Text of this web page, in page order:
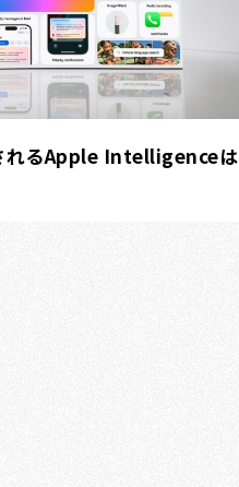
れるApple Intelligenceは